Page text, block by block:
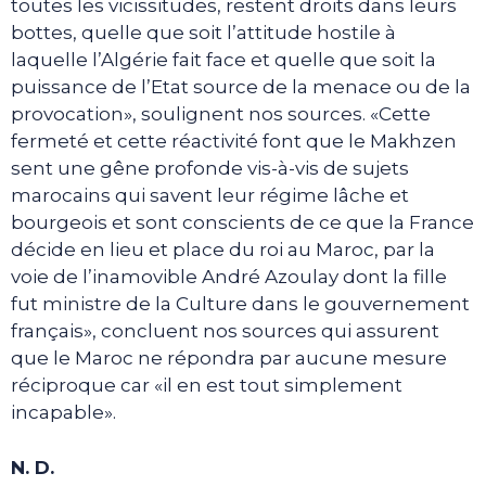
toutes les vicissitudes, restent droits dans leurs
bottes, quelle que soit l’attitude hostile à
laquelle l’Algérie fait face et quelle que soit la
puissance de l’Etat source de la menace ou de la
provocation», soulignent nos sources. «Cette
fermeté et cette réactivité font que le Makhzen
sent une gêne profonde vis-à-vis de sujets
marocains qui savent leur régime lâche et
bourgeois et sont conscients de ce que la France
décide en lieu et place du roi au Maroc, par la
voie de l’inamovible André Azoulay dont la fille
fut ministre de la Culture dans le gouvernement
français», concluent nos sources qui assurent
que le Maroc ne répondra par aucune mesure
réciproque car «il en est tout simplement
incapable».
N. D.